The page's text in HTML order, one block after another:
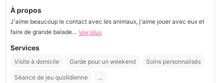
À propos
J'aime beaucoup le contact avec les animaux, j'aime jouer avec eux et
faire de grande balade... Voir plus
Services
Visite à domicile Garde pour un weekend Soins personnalisés
Séance de jeu quotidienne ...